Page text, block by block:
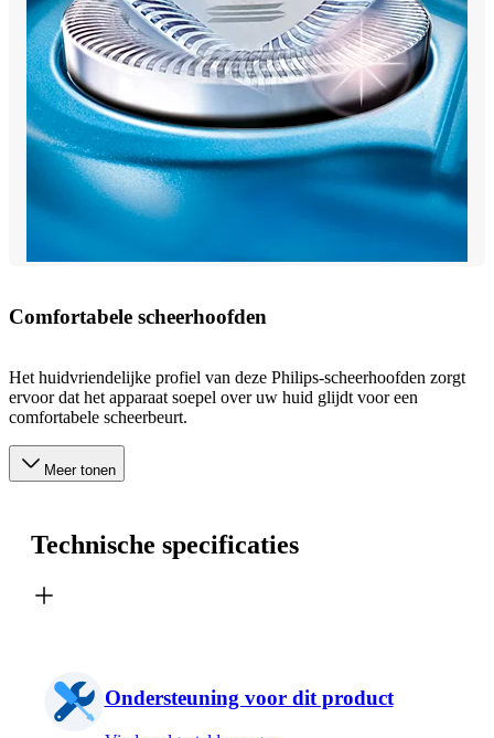
Comfortabele scheerhoofden
Het huidvriendelijke profiel van deze Philips-scheerhoofden zorgt
ervoor dat het apparaat soepel over uw huid glijdt voor een
comfortabele scheerbeurt.
Meer tonen
Technische specificaties
Ondersteuning voor dit product